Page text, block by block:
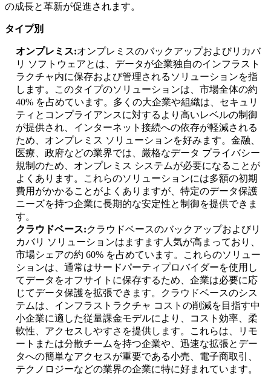
の成長と革新が促進されます。
タイプ別
オンプレミス:オンプレミスのバックアップおよびリカバ
リ ソフトウェアとは、データが企業独自のインフラスト
ラクチャ内に保存および管理されるソリューションを指
します。このタイプのソリューションは、市場全体の約
40% を占めています。多くの大企業や組織は、セキュリ
ティとコンプライアンスに対するより高いレベルの制御
が提供され、インターネット接続への依存が軽減される
ため、オンプレミス ソリューションを好みます。金融、
医療、政府などの業界では、厳格なデータ プライバシー
規制のため、オンプレミス システムが必要になることが
よくあります。これらのソリューションには多額の初期
費用がかかることがよくありますが、特定のデータ保護
ニーズを持つ企業に長期的な安定性と制御を提供できま
す。
クラウドベース:クラウドベースのバックアップおよびリ
カバリ ソリューションはますます人気が高まっており、
市場シェアの約 60% を占めています。これらのソリュー
ションは、通常はサードパーティプロバイダーを使用し
てデータをオフサイトに保存するため、企業は必要に応
じてデータ保護を拡張できます。クラウドベースのシス
テムは、インフラストラクチャ コストの削減を目指す中
小企業に適した従量課金モデルにより、コスト効率、柔
軟性、アクセスしやすさを提供します。これらは、リモ
ートまたは分散チームを持つ企業や、迅速な拡張とデー
タへの簡単なアクセスが重要である小売、電子商取引、
テクノロジーなどの業界の企業に特に好まれています。